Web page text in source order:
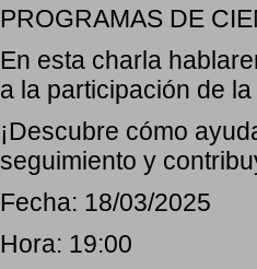
PROGRAMAS DE
En esta charla
a la participación de
¡Descubre cómo
seguimiento y
Fecha: 18/03/2025
Hora: 19:00